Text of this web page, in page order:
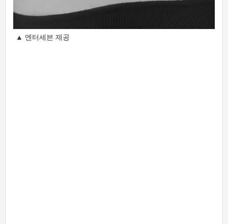
▲ 엔터세븐 제공